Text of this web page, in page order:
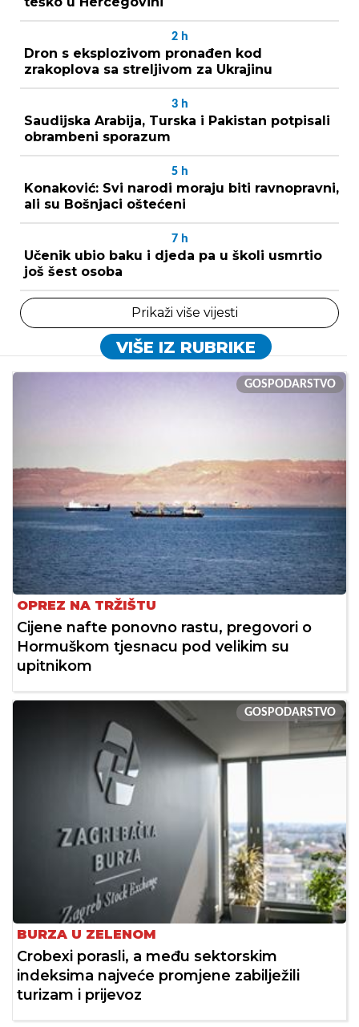
2 h
Dron s eksplozivom pronađen kod
zrakoplova sa streljivom za Ukrajinu
3 h
Saudijska Arabija, Turska i Pakistan potpisali
obrambeni sporazum
5 h
Konaković: Svi narodi moraju biti ravnopravni,
ali su Bošnjaci oštećeni
7 h
Učenik ubio baku i djeda pa u školi usmrtio
još šest osoba
Prikaži više vijesti
VIŠE IZ RUBRIKE
GOSPODARSTVO
OPREZ NA TRŽIŠTU
Cijene nafte ponovno rastu, pregovori o
Hormuškom tjesnacu pod velikim su
upitnikom
GOSPODARSTVO
BURZA U ZELENOM
Crobexi porasli, a među sektorskim
indeksima najveće promjene zabilježili
turizam i prijevoz